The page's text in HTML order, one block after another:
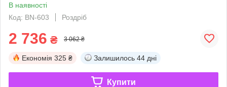
В наявності
Код: BN-603
Роздріб
2 736 ₴ 3 062 ₴
Економія 325 ₴ Залишилось 44 дні
Купити